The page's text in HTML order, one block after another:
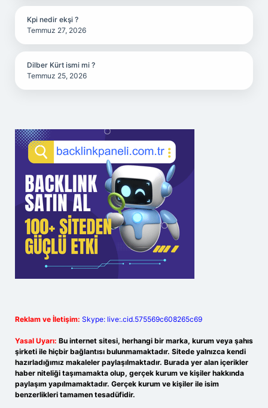
Kpi nedir ekşi ?
Temmuz 27, 2026
Dilber Kürt ismi mi ?
Temmuz 25, 2026
Reklam ve İletişim: Skype: live:.cid.575569c608265c69
Yasal Uyarı: Bu internet sitesi, herhangi bir marka, kurum veya şahıs
şirketi ile hiçbir bağlantısı bulunmamaktadır. Sitede yalnızca kendi
hazırladığımız makaleler paylaşılmaktadır. Burada yer alan içerikler
haber niteliği taşımamakta olup, gerçek kurum ve kişiler hakkında
paylaşım yapılmamaktadır. Gerçek kurum ve kişiler ile isim
benzerlikleri tamamen tesadüfidir.